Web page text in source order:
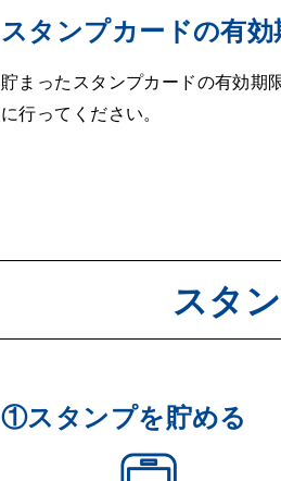
スタンプカードの有効
貯まったスタンプカードの有効期
に行ってください。
スタ
①スタンプを貯める